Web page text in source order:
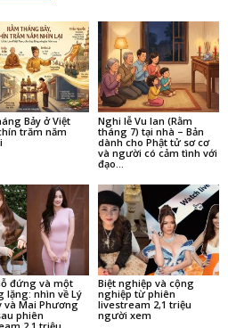
Bảy ở Việt
trăm năm
Nghi lễ Vu lan (Rằm
tháng 7) tại nhà – Bản
dành cho Phật tử sơ cơ
và người có cảm tình với
đạo...
đứng và một
lặng: nhìn về Lý
và Mai Phương
phiên
Biệt nghiệp và cộng
nghiệp từ phiên
livestream 2,1 triệu
người xem